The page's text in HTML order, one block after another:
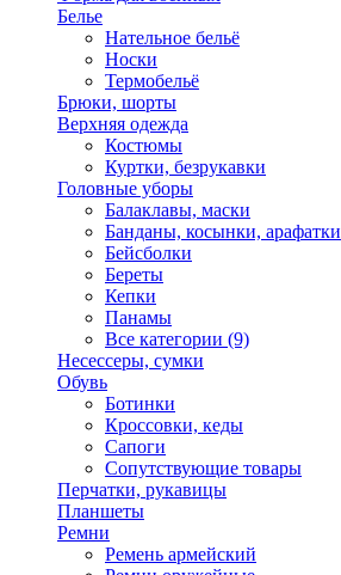
Белье
Нательное бельё
Носки
Термобельё
Брюки, шорты
Верхняя одежда
Костюмы
Куртки, безрукавки
Головные уборы
Балаклавы, маски
Банданы, косынки, арафатки
Бейсболки
Береты
Кепки
Панамы
Все категории (9)
Несессеры, сумки
Обувь
Ботинки
Кроссовки, кеды
Сапоги
Сопутствующие товары
Перчатки, рукавицы
Планшеты
Ремни
Ремень армейский